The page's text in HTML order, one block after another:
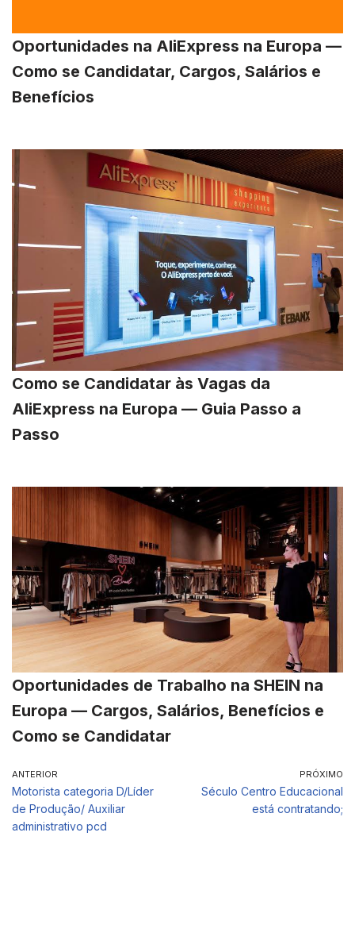
Oportunidades na AliExpress na Europa —
Como se Candidatar, Cargos, Salários e
Benefícios
Como se Candidatar às Vagas da
AliExpress na Europa — Guia Passo a
Passo
Oportunidades de Trabalho na SHEIN na
Europa — Cargos, Salários, Benefícios e
Como se Candidatar
ANTERIOR
Motorista categoria D/Líder
de Produção/ Auxiliar
administrativo pcd
PRÓXIMO
Século Centro Educacional
está contratando;